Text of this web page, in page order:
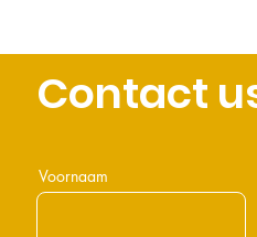
Contact
Voornaam